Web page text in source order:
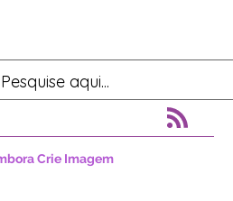
Crie Imagem